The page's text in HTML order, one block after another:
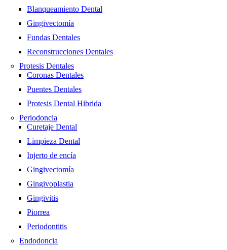
Blanqueamiento Dental
Gingivectomía
Fundas Dentales
Reconstrucciones Dentales
Protesis Dentales
Coronas Dentales
Puentes Dentales
Protesis Dental Hibrida
Periodoncia
Curetaje Dental
Limpieza Dental
Injerto de encía
Gingivectomía
Gingivoplastia
Gingivitis
Piorrea
Periodontitis
Endodoncia